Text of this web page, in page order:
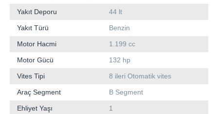
Yakıt Deporu 44 lt
Yakıt Türü Benzin
Motor Hacmi 1.199 cc
Motor Gücü 132 hp
Vites Tipi 8 ileri Otomatik vites
Araç Segment B Segment
Ehliyet Yaşı 1